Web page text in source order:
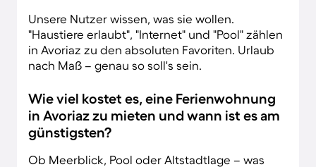
Unsere Nutzer wissen, was sie wollen.
"Haustiere erlaubt", "Internet" und "Pool" zählen
in Avoriaz zu den absoluten Favoriten. Urlaub
nach Maß – genau so soll's sein.
Wie viel kostet es, eine Ferienwohnung
in Avoriaz zu mieten und wann ist es am
günstigsten?
Ob Meerblick, Pool oder Altstadtlage – was